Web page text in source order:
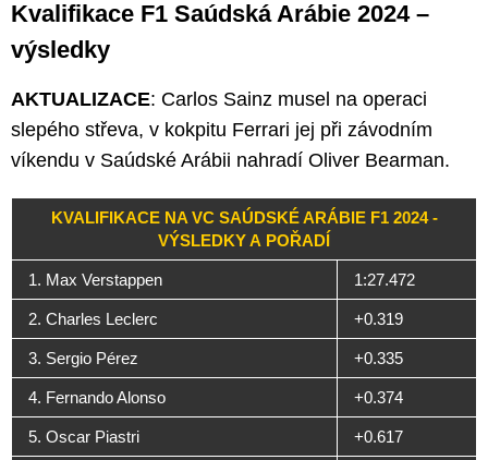
Kvalifikace F1 Saúdská Arábie 2024 –
výsledky
AKTUALIZACE: Carlos Sainz musel na operaci
slepého střeva, v kokpitu Ferrari jej při závodním
víkendu v Saúdské Arábii nahradí Oliver Bearman.
KVALIFIKACE NA VC SAÚDSKÉ ARÁBIE F1 2024 -
VÝSLEDKY A POŘADÍ
1. Max Verstappen 1:27.472
2. Charles Leclerc +0.319
3. Sergio Pérez +0.335
4. Fernando Alonso +0.374
5. Oscar Piastri +0.617